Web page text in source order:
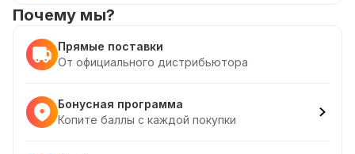
Почему мы?
Прямые поставки
От официального дистрибьютора
Бонусная программа
Копите баллы с каждой покупки